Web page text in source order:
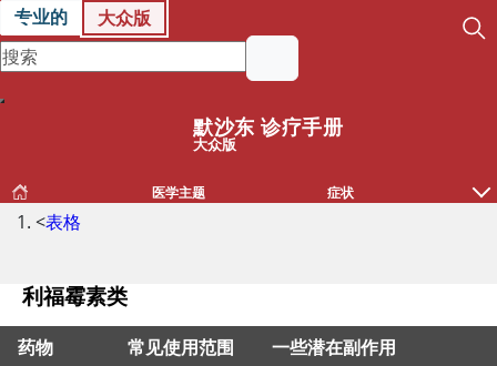
专业的 大众版
默沙东 诊疗手册
大众版
医学主题 症状
<表格
利福霉素类
药物 常见使用范围 一些潜在副作用